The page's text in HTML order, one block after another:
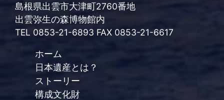
島根県出雲市大津町2760番地
出雲弥生の森博物館内
TEL 0853-21-6893 FAX 0853-21-6617
ホーム
日本遺産とは？
ストーリー
構成文化財